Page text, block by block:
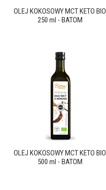
OLEJ KOKOSOWY MCT KETO BIO
250 ml - BATOM
OLEJ KOKOSOWY MCT KETO BIO
500 ml - BATOM